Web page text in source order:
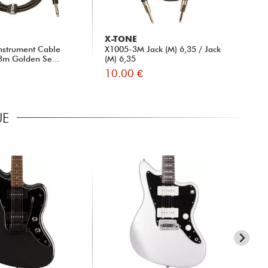
Cable
Golden Se...
X-TONE
X1005-3M Jack (M) 6,35 / Jack
(M) 6,35
10.00 €